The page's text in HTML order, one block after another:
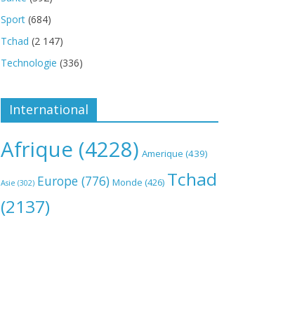
Sport (684)
Tchad (2 147)
Technologie (336)
International
Afrique (4228) Amerique (439)
Asie (302) Europe (776) Monde (426) Tchad
(2137)